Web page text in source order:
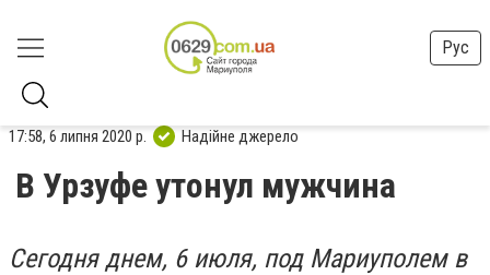
Рус
17:58, 6 липня 2020 р. Надійне джерело
В Урзуфе утонул мужчина
Сегодня днем, 6 июля, под Мариуполем в